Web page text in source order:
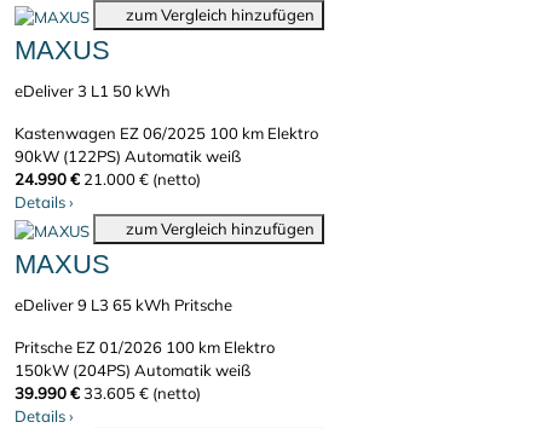
zum Vergleich hinzufügen
MAXUS
eDeliver 3 L1 50 kWh
Kastenwagen EZ 06/2025 100 km Elektro
90kW (122PS) Automatikweiß
24.990 € 21.000 € (netto)
Details›
zum Vergleich hinzufügen
MAXUS
eDeliver 9 L3 65 kWh Pritsche
Pritsche EZ 01/2026 100 km Elektro
150kW (204PS) Automatikweiß
39.990 €33.605 € (netto)
Details›